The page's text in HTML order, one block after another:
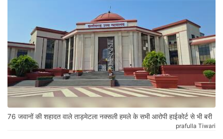
76 जवानों की शहादत वाले ताड़मेटला नक्सली हमले के सभी आरोपी हाईकोर्ट से भी बरी
prafulla Tiwari